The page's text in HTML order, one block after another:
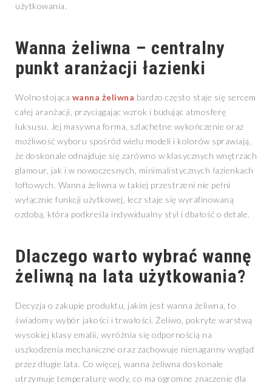
użytkowania.
Wanna żeliwna – centralny
punkt aranżacji łazienki
Wolnostojąca wanna żeliwna bardzo często staje się sercem
całej aranżacji, przyciągając wzrok i budując atmosferę
luksusu. Jej masywna forma, szlachetne wykończenie oraz
możliwość wyboru spośród wielu modeli i kolorów sprawiają,
że doskonale odnajduje się zarówno w klasycznych wnętrzach
glamour, jak i w nowoczesnych, minimalistycznych łazienkach
loftowych. Wanna żeliwna w takiej przestrzeni nie pełni
wyłącznie funkcji użytkowej, lecz staje się wyrafinowaną
ozdobą, która podkreśla indywidualny styl i dbałość o detale.
Dlaczego warto wybrać wannę
żeliwną na lata użytkowania?
Decyzja o zakupie produktu, jakim jest wanna żeliwna, to
świadomy wybór jakości i trwałości. Żeliwo, pokryte warstwą
wysokiej klasy emalii, wyróżnia się odpornością na
uszkodzenia mechaniczne oraz zachowuje nienaganny wygląd
przez długie lata. Co więcej, wanna żeliwna doskonale
utrzymuje temperaturę wody, co ma ogromne znaczenie dla